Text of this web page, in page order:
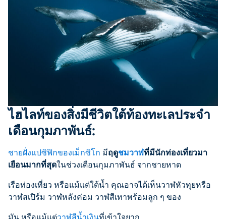
ไฮไลท์ของสิ่งมีชีวิตใต้ท้องทะเลประจำ
เดือนกุมภาพันธ์:
ชายฝั่งแปซิฟิกของเม็กซิโก มีฤดูชมวาฬที่มีนักท่องเที่ยวมา
เยือนมากที่สุดในช่วงเดือนกุมภาพันธ์ จากชายหาด
เรือท่องเที่ยว หรือแม้แต่ใต้น้ำ คุณอาจได้เห็นวาฬหัวทุยหรือ
วาฬสเปิร์ม วาฬหลังค่อม วาฬสีเทาพร้อมลูก ๆ ของ